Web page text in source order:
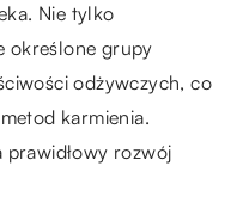
Nie tylko
określone grupy
odżywczych, co
karmienia.
prawidłowy rozwój